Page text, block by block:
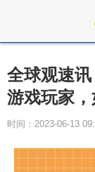
全球观速
游戏玩家
时间：2023-06-13